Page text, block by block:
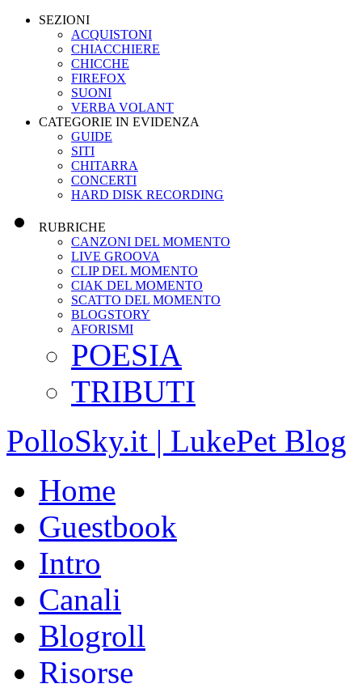
SEZIONI
ACQUISTONI
CHIACCHIERE
CHICCHE
FIREFOX
SUONI
VERBA VOLANT
CATEGORIE IN EVIDENZA
GUIDE
SITI
CHITARRA
CONCERTI
HARD DISK RECORDING
RUBRICHE
CANZONI DEL MOMENTO
LIVE GROOVA
CLIP DEL MOMENTO
CIAK DEL MOMENTO
SCATTO DEL MOMENTO
BLOGSTORY
AFORISMI
POESIA
TRIBUTI
PolloSky.it | LukePet Blog
Home
Guestbook
Intro
Canali
Blogroll
Risorse